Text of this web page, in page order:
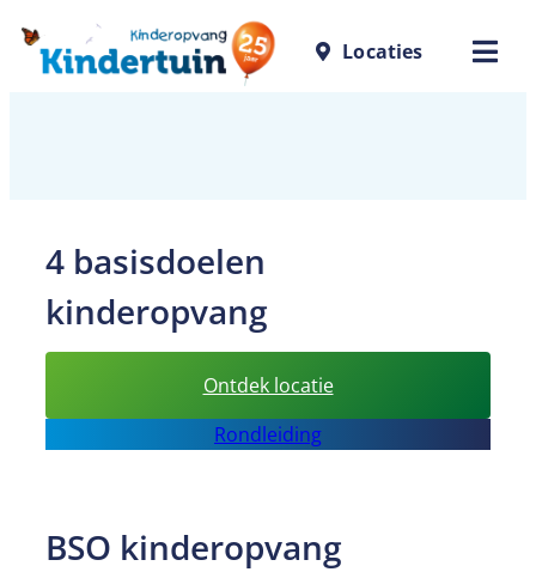
Ga
naar
Locaties
4 basisdoelen
kinderopvang
Ontdek locatie:
4
basisdoelen
Rondleiding
BSO kinderopvang